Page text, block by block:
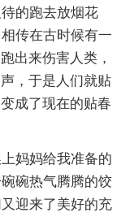
的跑去放烟花
传在古时候有一
出来伤害人类，
，于是人们就贴
成了现在的贴春
妈妈给我准备的
碗热气腾腾的饺
迎来了美好的充